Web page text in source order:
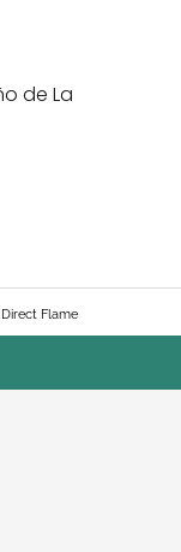
de La
Flame